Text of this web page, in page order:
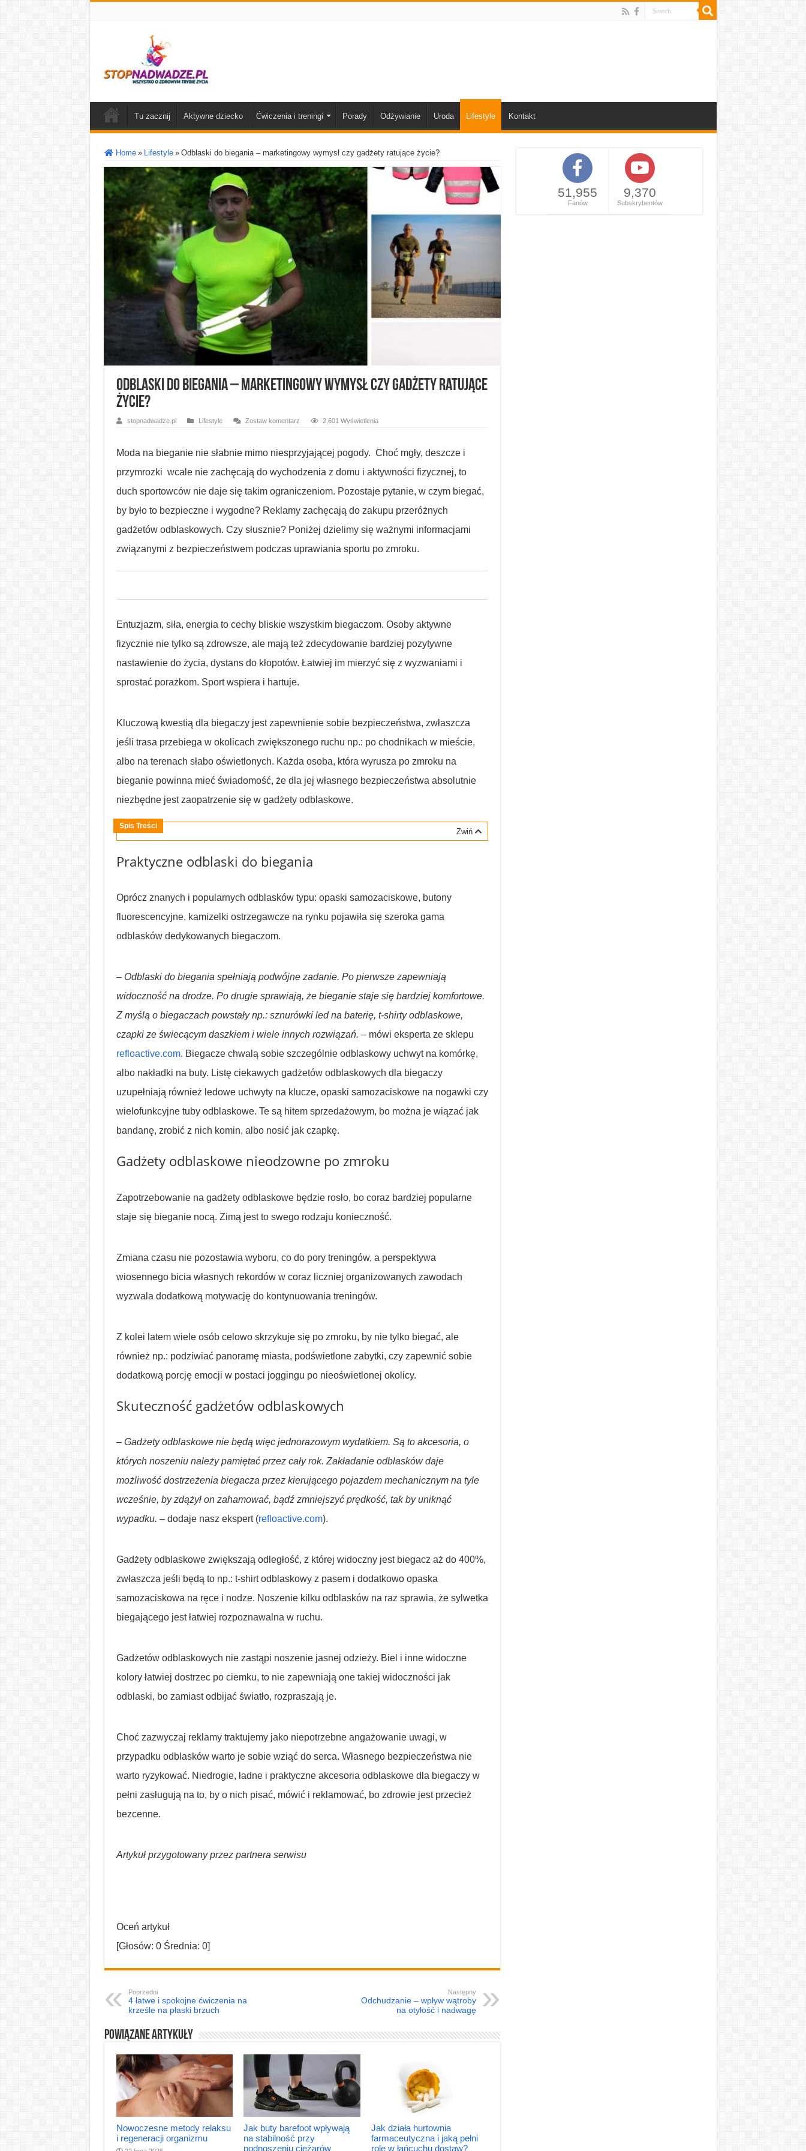
Tu zacznij Aktywne dziecko Ćwiczenia i treningi Porady Odżywianie Uroda Lifestyle Kontakt
Home » Lifestyle » Odblaski do biegania – marketingowy wymysł czy gadżety ratujące życie?
Odblaski do biegania – marketingowy wymysł czy gadżety ratujące
życie?
stopnadwadze.pl Lifestyle Zostaw komentarz 2,601 Wyświetlenia
Moda na bieganie nie słabnie mimo niesprzyjającej pogody. Choć mgły, deszcze i
przymrozki wcale nie zachęcają do wychodzenia z domu i aktywności fizycznej, to
duch sportowców nie daje się takim ograniczeniom. Pozostaje pytanie, w czym biegać,
by było to bezpieczne i wygodne? Reklamy zachęcają do zakupu przeróżnych
gadżetów odblaskowych. Czy słusznie? Poniżej dzielimy się ważnymi informacjami
związanymi z bezpieczeństwem podczas uprawiania sportu po zmroku.
Entuzjazm, siła, energia to cechy bliskie wszystkim biegaczom. Osoby aktywne
fizycznie nie tylko są zdrowsze, ale mają też zdecydowanie bardziej pozytywne
nastawienie do życia, dystans do kłopotów. Łatwiej im mierzyć się z wyzwaniami i
sprostać porażkom. Sport wspiera i hartuje.
Kluczową kwestią dla biegaczy jest zapewnienie sobie bezpieczeństwa, zwłaszcza
jeśli trasa przebiega w okolicach zwiększonego ruchu np.: po chodnikach w mieście,
albo na terenach słabo oświetlonych. Każda osoba, która wyrusza po zmroku na
bieganie powinna mieć świadomość, że dla jej własnego bezpieczeństwa absolutnie
niezbędne jest zaopatrzenie się w gadżety odblaskowe.
Spis Treści
Zwiń
Praktyczne odblaski do biegania
Oprócz znanych i popularnych odblasków typu: opaski samozaciskowe, butony
fluorescencyjne, kamizelki ostrzegawcze na rynku pojawiła się szeroka gama
odblasków dedykowanych biegaczom.
– Odblaski do biegania spełniają podwójne zadanie. Po pierwsze zapewniają
widoczność na drodze. Po drugie sprawiają, że bieganie staje się bardziej komfortowe.
Z myślą o biegaczach powstały np.: sznurówki led na baterię, t-shirty odblaskowe,
czapki ze świecącym daszkiem i wiele innych rozwiązań. – mówi eksperta ze sklepu
refloactive.com. Biegacze chwalą sobie szczególnie odblaskowy uchwyt na komórkę,
albo nakładki na buty. Listę ciekawych gadżetów odblaskowych dla biegaczy
uzupełniają również ledowe uchwyty na klucze, opaski samozaciskowe na nogawki czy
wielofunkcyjne tuby odblaskowe. Te są hitem sprzedażowym, bo można je wiązać jak
bandanę, zrobić z nich komin, albo nosić jak czapkę.
Gadżety odblaskowe nieodzowne po zmroku
Zapotrzebowanie na gadżety odblaskowe będzie rosło, bo coraz bardziej popularne
staje się bieganie nocą. Zimą jest to swego rodzaju konieczność.
Zmiana czasu nie pozostawia wyboru, co do pory treningów, a perspektywa
wiosennego bicia własnych rekordów w coraz liczniej organizowanych zawodach
wyzwala dodatkową motywację do kontynuowania treningów.
Z kolei latem wiele osób celowo skrzykuje się po zmroku, by nie tylko biegać, ale
również np.: podziwiać panoramę miasta, podświetlone zabytki, czy zapewnić sobie
dodatkową porcję emocji w postaci joggingu po nieoświetlonej okolicy.
Skuteczność gadżetów odblaskowych
– Gadżety odblaskowe nie będą więc jednorazowym wydatkiem. Są to akcesoria, o
których noszeniu należy pamiętać przez cały rok. Zakładanie odblasków daje
możliwość dostrzeżenia biegacza przez kierującego pojazdem mechanicznym na tyle
wcześnie, by zdążył on zahamować, bądź zmniejszyć prędkość, tak by uniknąć
wypadku. –dodaje nasz ekspert (refloactive.com).
Gadżety odblaskowe zwiększają odległość, z której widoczny jest biegacz aż do 400%,
zwłaszcza jeśli będą to np.: t-shirt odblaskowy z pasem i dodatkowo opaska
samozaciskowa na ręce i nodze. Noszenie kilku odblasków na raz sprawia, że sylwetka
biegającego jest łatwiej rozpoznawalna w ruchu.
Gadżetów odblaskowych nie zastąpi noszenie jasnej odzieży. Biel i inne widoczne
kolory łatwiej dostrzec po ciemku, to nie zapewniają one takiej widoczności jak
odblaski, bo zamiast odbijać światło, rozpraszają je.
Choć zazwyczaj reklamy traktujemy jako niepotrzebne angażowanie uwagi, w
przypadku odblasków warto je sobie wziąć do serca. Własnego bezpieczeństwa nie
warto ryzykować. Niedrogie, ładne i praktyczne akcesoria odblaskowe dla biegaczy w
pełni zasługują na to, by o nich pisać, mówić i reklamować, bo zdrowie jest przecież
bezcenne.
Artykuł przygotowany przez partnera serwisu
Oceń artykuł
[Głosów: 0Średnia: 0]
Poprzedni
4 łatwe i spokojne ćwiczenia na
krześle na płaski brzuch
Następny
Odchudzanie – wpływ wątroby
na otyłość i nadwagę
Powiązane artykuły
Nowoczesne metody relaksu
i regeneracji organizmu
Jak buty barefoot wpływają
na stabilność przy
podnoszeniu ciężarów
Jak działa hurtownia
farmaceutyczna i jaką pełni
rolę w łańcuchu dostaw?
51,955
Fanów
9,370
Subskrybentów